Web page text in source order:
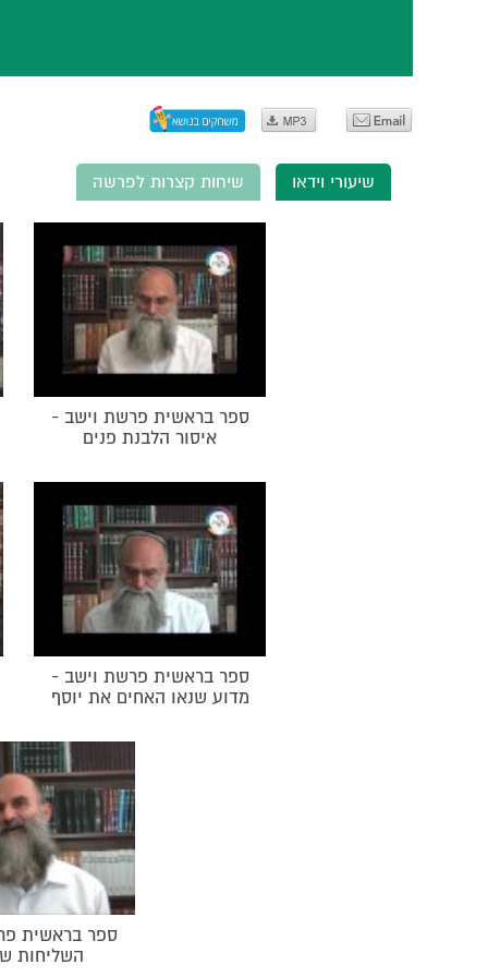
שיעורי וידאו שיחות קצרות לפרשה
ספר בראשית פרשת וישב -
איסור הלבנת פנים
ספר בראשית פרשת וישב -
מדוע שנאו האחים את יוסף
ספר בראשית
השליחות